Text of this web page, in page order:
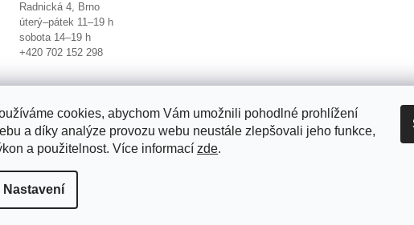
cookies, abychom Vám umožnili pohodlné prohlížení
a díky analýze provozu webu neustále zlepšovali jeho funkce,
a použitelnost. Více informací zde.
Nastavení
Radnická 4, Brno
úterý–pátek 11–19 h
sobota 14–19 h
+420 702 152 298
Upravit nastavení cookies